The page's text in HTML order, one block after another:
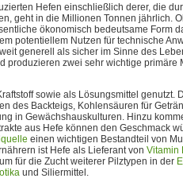
Hefen einschließlich derer, die
geht in die Millionen Tonnen jährlich.
ökonomisch bedeutsame Form
potentiellem Nutzen für technische
generell als sicher im Sinne des
produzieren zwei sehr wichtige primäre
sowie als Lösungsmittel genutzt.
des Backteigs, Kohlensäuren für
in Gewächshauskulturen. Hinzu
aus Hefe können den Geschmack
einen wichtigen Bestandteil von
ist Hefe als Lieferant von Vitamin
für die Zucht weiterer Pilztypen in der
und Siliermittel.